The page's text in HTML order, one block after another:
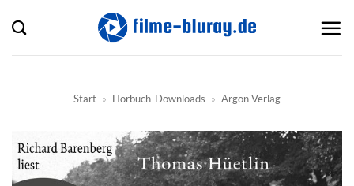
Inhalt
springen
Start » Hörbuch-Downloads » Argon Verlag